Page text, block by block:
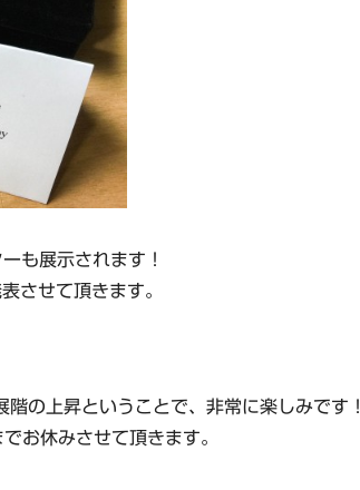
も展示されます！
させて頂きます。
の上昇ということで、非常に楽しみです！
お休みさせて頂きます。